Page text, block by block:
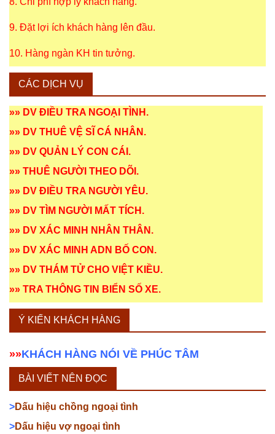
9. Đặt lợi ích khách hàng lên đầu.
10. Hàng ngàn KH tin tưởng.
CÁC DỊCH VỤ
»» DV ĐIỀU TRA NGOẠI TÌNH .
»» DV THUÊ VỆ SĨ CÁ NHÂN .
»» DV QUẢN LÝ CON CÁI .
»» THUÊ NGƯỜI THEO DÕI .
»» DV ĐIỀU TRA NGƯỜI YÊU.
»» DV TÌM NGƯỜI MẤT TÍCH .
»» DV XÁC MINH NHÂN THÂN .
»» DV XÁC MINH ADN BỐ CON .
»» DV THÁM TỬ CHO VIỆT KIỀU.
»» TRA THÔNG TIN BIỂN SỐ XE.
Ý KIẾN KHÁCH HÀNG
»»KHÁCH HÀNG NÓI VỀ PHÚC TÂM
BÀI VIẾT NÊN ĐỌC
>Dấu hiệu chồng ngoại tình
>Dấu hiệu vợ ngoại tình